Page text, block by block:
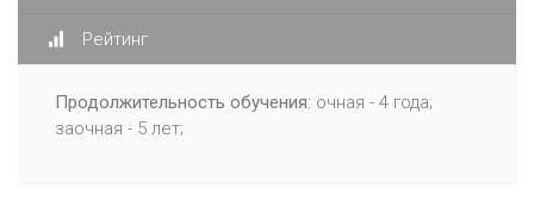
Рейтинг
Продолжительность обучения: очная - 4 года;
заочная - 5 лет;